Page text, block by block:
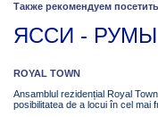
Также рекомендуем
ЯССИ -
ROYAL TOWN
Ansamblul rezidențial Royal
posibilitatea de a locui în cel mai